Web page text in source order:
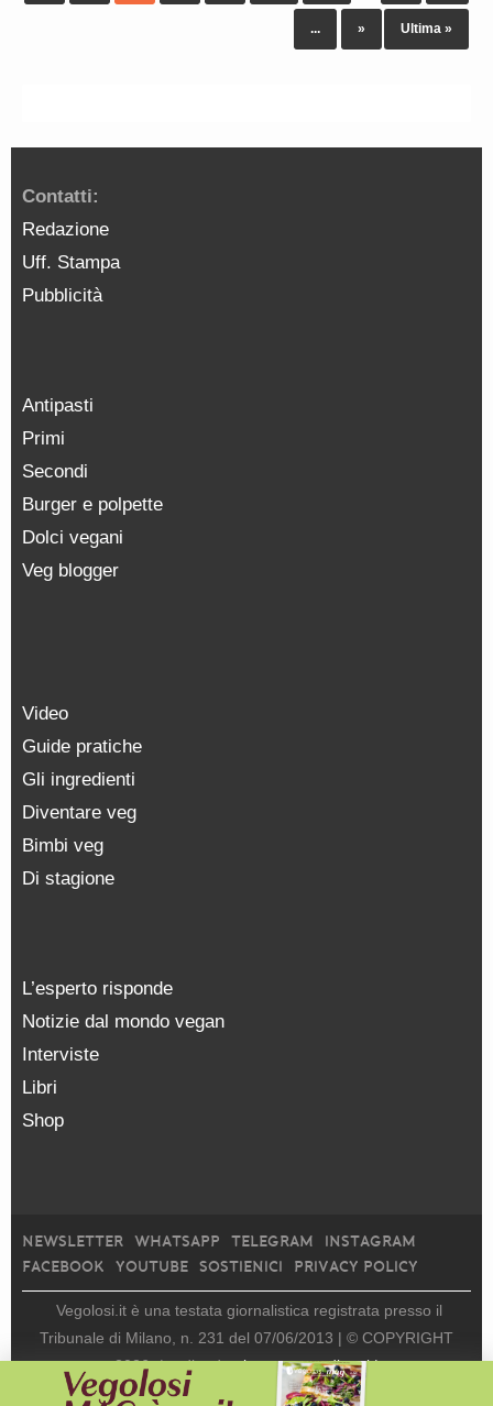
... » Ultima »
Contatti:
Redazione
Uff. Stampa
Pubblicità
Antipasti
Primi
Secondi
Burger e polpette
Dolci vegani
Veg blogger
Video
Guide pratiche
Gli ingredienti
Diventare veg
Bimbi veg
Di stagione
L’esperto risponde
Notizie dal mondo vegan
Interviste
Libri
Shop
NEWSLETTER WHATSAPP TELEGRAM
INSTAGRAM
FACEBOOK
YOUTUBE SOSTIENICI PRIVACY POLICY
Vegolosi.it è una testata giornalistica registrata presso il
Tribunale di Milano, n. 231 del 07/06/2013 | © COPYRIGHT
2026 | edito da viceversa media srl |